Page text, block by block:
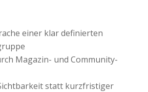
einer klar definierten
Magazin- und Community-
statt kurzfristiger